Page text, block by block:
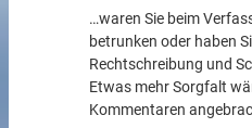
…waren Sie beim
betrunken oder haben
Rechtschreibung und
Etwas mehr Sorgfalt
Kommentaren